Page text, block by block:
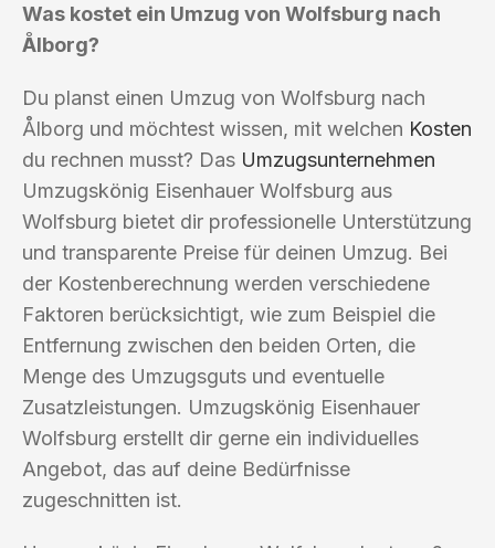
Was kostet ein Umzug von Wolfsburg nach
Ålborg?
Du planst einen Umzug von Wolfsburg nach
Ålborg und möchtest wissen, mit welchen Kosten
du rechnen musst? Das Umzugsunternehmen
Umzugskönig Eisenhauer Wolfsburg aus
Wolfsburg bietet dir professionelle Unterstützung
und transparente Preise für deinen Umzug. Bei
der Kostenberechnung werden verschiedene
Faktoren berücksichtigt, wie zum Beispiel die
Entfernung zwischen den beiden Orten, die
Menge des Umzugsguts und eventuelle
Zusatzleistungen. Umzugskönig Eisenhauer
Wolfsburg erstellt dir gerne ein individuelles
Angebot, das auf deine Bedürfnisse
zugeschnitten ist.